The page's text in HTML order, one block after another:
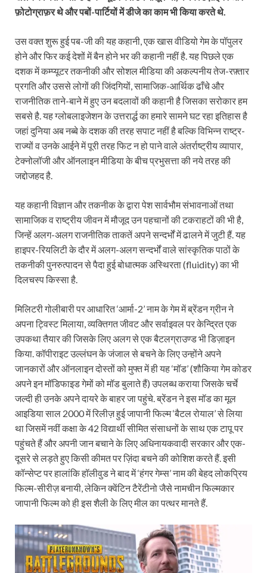
फ़ोटोग्राफ़र थे और पबों-पार्टियों में डीजे का काम भी किया करते थे.
उस वक्‍त शुरू हुई पब-जी की यह कहानी, एक खास वीडियो गेम के पॉपुलर
होने और फिर कई देशों में बैन होने भर की कहानी नहीं है. यह पिछले एक
दशक में कम्प्यूटर तकनीकी और सोशल मीडिया की अकल्पनीय तेज-रफ़्तार
प्रगति और उससे लोगों की जिंदगियों, सामाजिक-आर्थिक ढाँचे और
राजनीतिक ताने-बाने में हुए उन बदलावों की कहानी है जिसका सरोकार हम
सबसे है. यह ग्लोबलाइजेशन के उत्तरार्द्ध का हमारे सामने घट रहा इतिहास है
जहां दुनिया अब नब्बे के दशक की तरह सपाट नहीं है बल्कि विभिन्न राष्ट्र-
राज्यों व उनके आईने में पूरी तरह फिट न हो पाने वाले अंतर्राष्ट्रीय व्यापार,
टेक्नोलॉजी और ऑनलाइन मीडिया के बीच प्रभुसत्ता की नये तरह की
जद्दोजहद है.
यह कहानी विज्ञान और तकनीक के द्वारा पेश सार्वभौम संभावनाओं तथा
सामाजिक व राष्ट्रीय जीवन में मौजूद उन पहचानों की टकराहटों की भी है,
जिन्हें अलग-अलग राजनीतिक ताकतें अपने सन्दर्भों में ढालने में जुटी हैं. यह
हाइपर-रियलिटी के दौर में अलग-अलग सन्दर्भों वाले सांस्कृतिक पाठों के
तकनीकी पुनरुत्पादन से पैदा हुई बोधात्मक अस्थिरता (fluidity) का भी
दिलचस्प किस्सा है.
मिलि‍टरी गोलीबारी पर आधारित ‘आर्मा-2’ नाम के गेम में ब्रेंडन ग्रीन ने
अपना ट्विस्ट मिलाया, व्यक्तिगत जीवट और सर्वाइवल पर केन्द्रित एक
उपकथा तैयार की जिसके लिए अलग से एक बैटलग्राउण्ड भी डिज़ाइन
किया. कॉपीराइट उल्लंघन के जंजाल से बचने के लिए उन्होंने अपने
जानकारों और ऑनलाइन दोस्तों को मुफ्त में ही यह ‘मॉड’ (शौकिया गेम कोडर
अपने इन मॉडिफाइड गेमों को मॉड बुलाते हैं) उपलब्ध कराया जिसके चर्चे
जल्दी ही उनके अपने दायरे के बाहर जा पहुंचे. ब्रेंडन ने इस मॉड का मूल
आइडिया साल 2000 में रिलीज़ हुई जापानी फिल्म ‘बैटल रोयाल’ से लिया
था जिसमें नवीं कक्षा के 42 विद्यार्थी सीमित संसाधनों के साथ एक टापू पर
पहुंचते हैं और अपनी जान बचाने के लिए अधिनायकवादी सरकार और एक-
दूसरे से लड़ते हुए किसी कीमत पर ज़िंदा बचने की कोशिश करते हैं. इसी
कॉन्सेप्ट पर हालांकि हॉलीवुड ने बाद में ‘हंगर गेम्स’ नाम की बेहद लोकप्रिय
फिल्म-सीरीज़ बनायी, लेकिन क्वेंटिन टैरेंटीनो जैसे नामचीन फिल्मकार
जापानी फिल्म को ही इस शैली के लिए मील का पत्थर मानते हैं.